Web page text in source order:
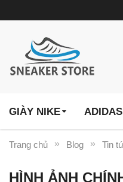
GIÀY NIKE ADIDAS
Trang chủ Blog Tin
HÌNH ẢNH